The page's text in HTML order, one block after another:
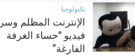
تكنولوجيا
الإنترنت المظلم وسر
فيديو “حساء الغرفة
الفارغة”